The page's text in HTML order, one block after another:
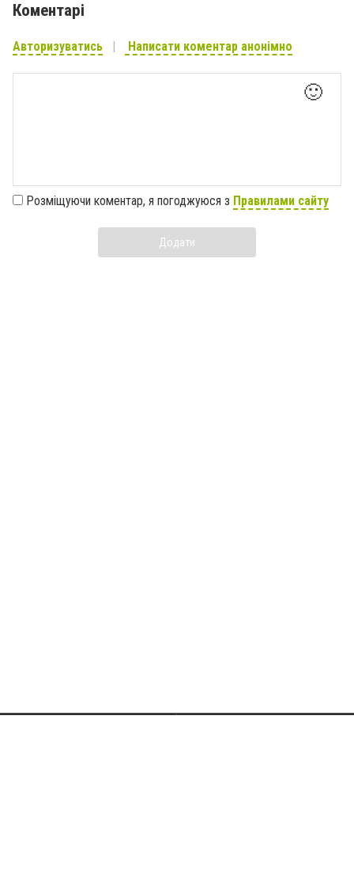
Коментарі
Авторизуватись Написати коментар анонімно
🙂
Розміщуючи коментар, я погоджуюся з Правилами сайту
Додати